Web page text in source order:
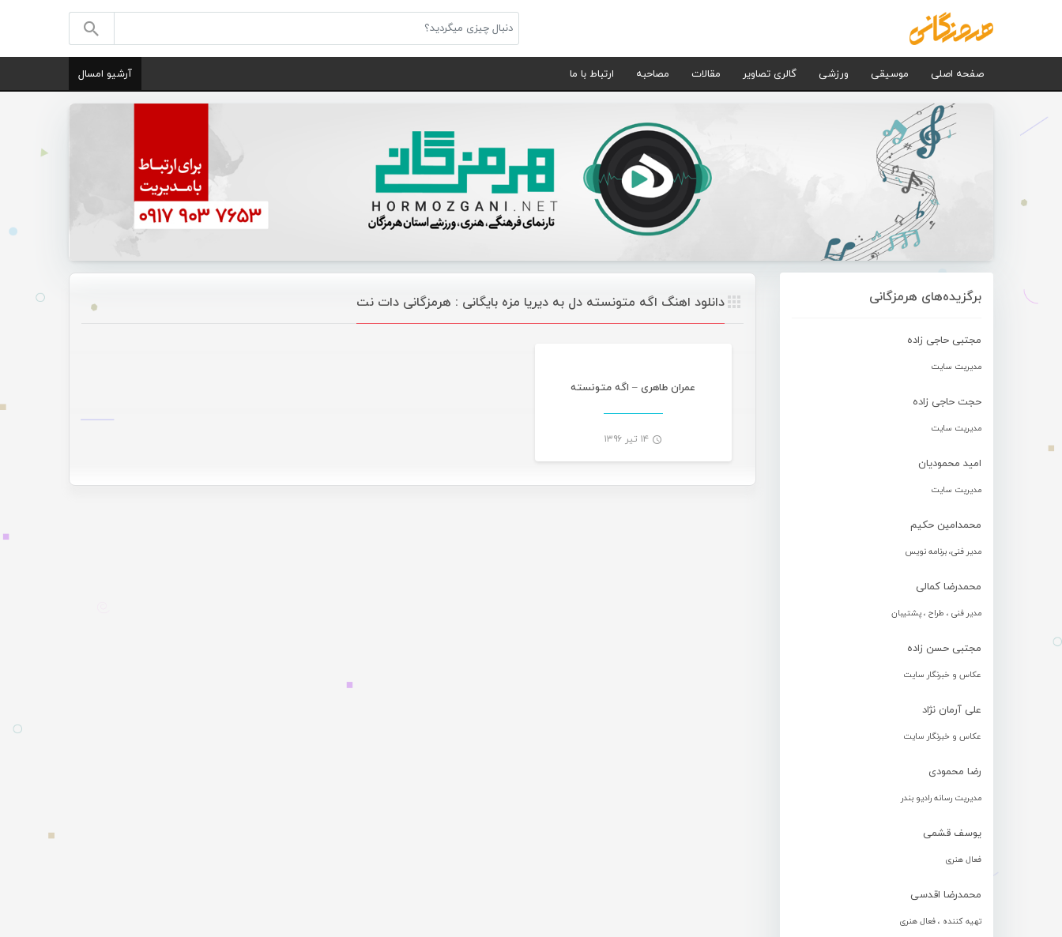
صفحه اصلی موسیقی ورزشی گالری تصاویر مقالات مصاحبه ارتباط با ما آرشیو امسال
برگزیده‌های هرمزگانی
مجتبی حاجی زاده
مدیریت سایت
حجت حاجی زاده
مدیریت سایت
امید محمودیان
مدیریت سایت
محمدامین حکیم
مدیر فنی، برنامه نویس
محمدرضا کمالی
مدیر فنی ، طراح ، پشتیبان
مجتبی حسن زاده
عکاس و خبرنگار سایت
علی آرمان نژاد
عکاس و خبرنگار سایت
رضا محمودی
مدیریت رسانه رادیو بندر
یوسف قشمی
فعال هنری
محمدرضا اقدسی
تهیه کننده ، فعال هنری
دانلود اهنگ اگه متونسته دل به دیریا مزه بایگانی : هرمزگانی دات نت
عمران طاهری – اگه متونسته
۱۴ تیر ۱۳۹۶